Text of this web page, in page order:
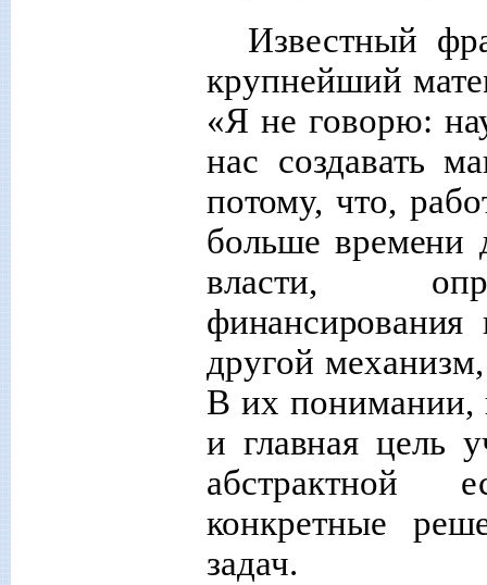
Известный
крупнейший
«Я не говорю:
нас создавать
потому, что,
больше времени
власти,
финансирования
другой механизм
В их понимании,
и главная цель
абстрактной
конкретные
задач.